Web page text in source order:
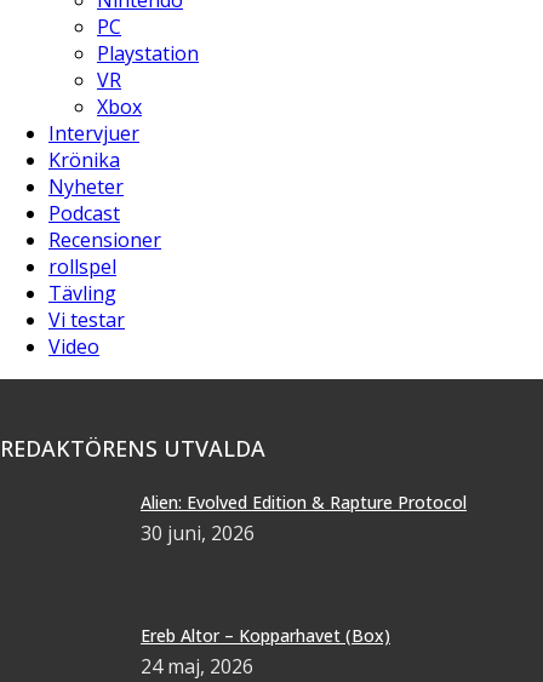
PC
Playstation
VR
Xbox
Intervjuer
Krönika
Nyheter
Podcast
Recensioner
rollspel
Tävling
Vi testar
Video
REDAKTÖRENS UTVALDA
Alien: Evolved Edition & Rapture Protocol
30 juni, 2026
Ereb Altor – Kopparhavet (Box)
24 maj, 2026